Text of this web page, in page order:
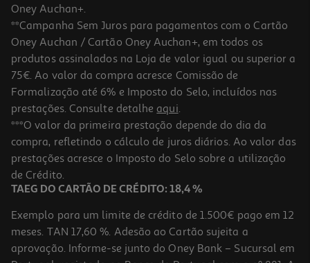
4.7
Cereais Nestlé Shredded Weat 370g
8.08 €/Kg
2,99 €
Oney Auchan+.
**Campanha Sem Juros para pagamentos com o Cartão
Oney Auchan / Cartão Oney Auchan+, em todos os
produtos assinalados na Loja de valor igual ou superior a
75€. Ao valor da compra acresce Comissão de
Formalização até 6% e Imposto do Selo, incluídos nas
prestações. Consulte detalhe aqui.
***O valor da primeira prestação depende do dia da
compra, refletindo o cálculo de juros diários. Ao valor das
prestações acresce o Imposto do Selo sobre a utilização
de Crédito.
TAEG DO CARTÃO DE CRÉDITO: 18,4 %
Exemplo para um limite de crédito de 1.500€ pago em 12
meses. TAN 17,60 %. Adesão ao Cartão sujeita a
aprovação. Informe-se junto do Oney Bank – Sucursal em